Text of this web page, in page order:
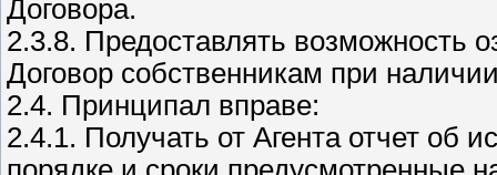
Договора.
2.3.8. Предоставлять возможность
Договор собственникам при
2.4. Принципал вправе:
2.4.1. Получать от Агента отчет об